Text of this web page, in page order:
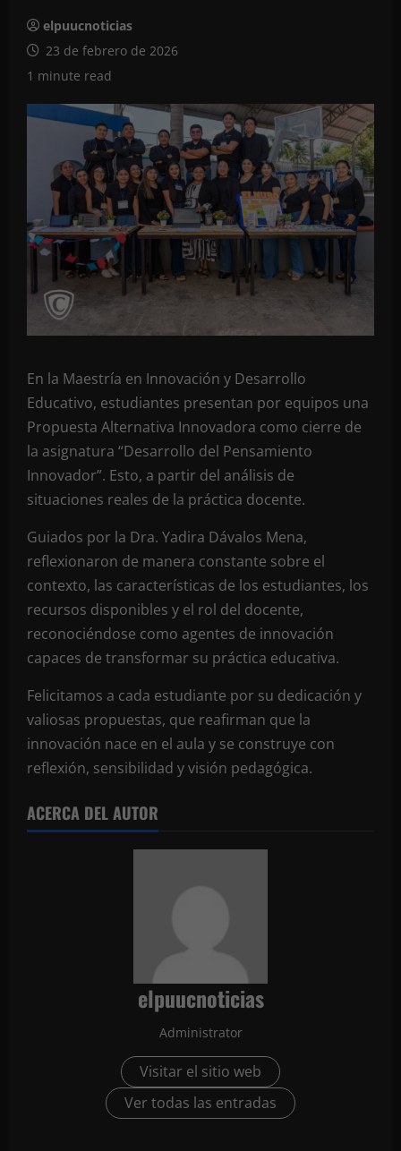
elpuucnoticias
23 de febrero de 2026
1 minute read
En la Maestría en Innovación y Desarrollo
Educativo, estudiantes presentan por equipos una
Propuesta Alternativa Innovadora como cierre de
la asignatura “Desarrollo del Pensamiento
Innovador”. Esto, a partir del análisis de
situaciones reales de la práctica docente.
Guiados por la Dra. Yadira Dávalos Mena,
reflexionaron de manera constante sobre el
contexto, las características de los estudiantes, los
recursos disponibles y el rol del docente,
reconociéndose como agentes de innovación
capaces de transformar su práctica educativa.
Felicitamos a cada estudiante por su dedicación y
valiosas propuestas, que reafirman que la
innovación nace en el aula y se construye con
reflexión, sensibilidad y visión pedagógica.
ACERCA DEL AUTOR
elpuucnoticias
Administrator
Visitar el sitio web
Ver todas las entradas